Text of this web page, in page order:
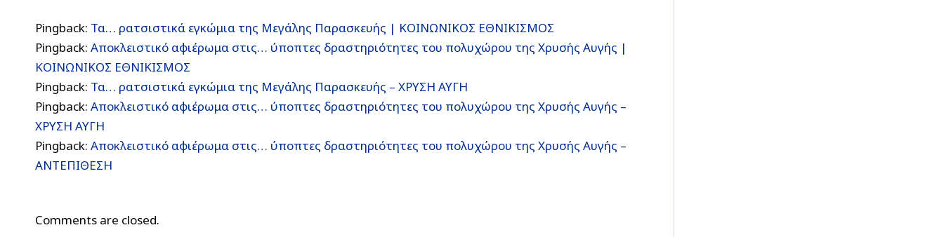
Pingback: Τα… ρατσιστικά εγκώμια της Μεγάλης Παρασκευής | ΚΟΙΝΩΝΙΚΟΣ ΕΘΝΙΚΙΣΜΟΣ
Pingback: Αποκλειστικό αφιέρωμα στις… ύποπτες δραστηριότητες του πολυχώρου της Χρυσής Αυγής |
ΚΟΙΝΩΝΙΚΟΣ ΕΘΝΙΚΙΣΜΟΣ
Pingback: Τα… ρατσιστικά εγκώμια της Μεγάλης Παρασκευής – ΧΡΥΣΗ ΑΥΓΗ
Pingback: Αποκλειστικό αφιέρωμα στις… ύποπτες δραστηριότητες του πολυχώρου της Χρυσής Αυγής –
ΧΡΥΣΗ ΑΥΓΗ
Pingback: Αποκλειστικό αφιέρωμα στις… ύποπτες δραστηριότητες του πολυχώρου της Χρυσής Αυγής –
ΑΝΤΕΠΙΘΕΣΗ
Comments are closed.